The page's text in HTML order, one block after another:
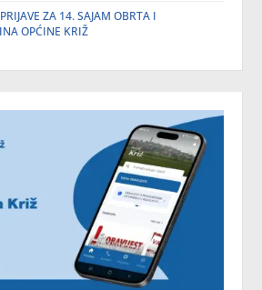
ZA 14. SAJAM OBRTA I
OPĆINE KRIŽ